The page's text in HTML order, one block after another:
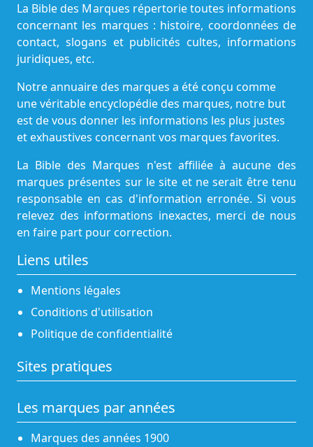
La Bible des Marques répertorie toutes informations
concernant les marques : histoire, coordonnées de
contact, slogans et publicités cultes, informations
juridiques, etc.
Notre annuaire des marques a été conçu comme
une véritable encyclopédie des marques, notre but
est de vous donner les informations les plus justes
et exhaustives concernant vos marques favorites.
La Bible des Marques n'est affiliée à aucune des
marques présentes sur le site et ne serait être tenu
responsable en cas d'information erronée. Si vous
relevez des informations inexactes, merci de nous
en faire part pour correction.
Liens utiles
Mentions légales
Conditions d'utilisation
Politique de confidentialité
Sites pratiques
Les marques par années
Marques des années 1900